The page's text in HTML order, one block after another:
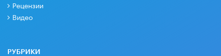
Рецензии
Видео
РУБРИКИ